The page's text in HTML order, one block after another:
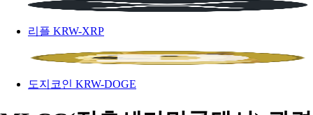
리플 KRW-XRP
도지코인 KRW-DOGE